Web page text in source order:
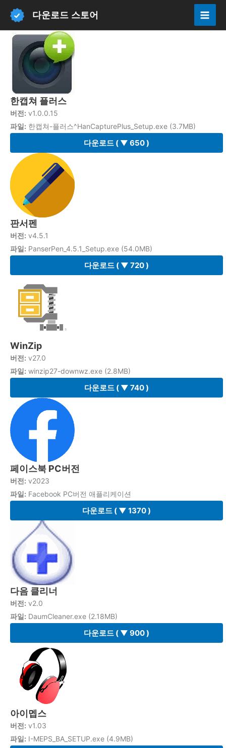
다운로드 스토어
한캡쳐 플러스
버전: v1.0.0.15
파일: 한캡쳐-플러스^HanCapturePlus_Setup.exe (3.7MB)
다운로드 ( ▼ 650 )
판서펜
버전: v4.5.1
파일: PanserPen_4.5.1_Setup.exe (54.0MB)
다운로드 ( ▼ 720 )
WinZip
버전: v27.0
파일: winzip27-downwz.exe (2.8MB)
다운로드 ( ▼ 740 )
페이스북 PC버전
버전: v2023
파일: Facebook PC버전 애플리케이션
다운로드 ( ▼ 1370 )
다음 클리너
버전: v2.0
파일: DaumCleaner.exe (2.18MB)
다운로드 ( ▼ 900 )
아이멥스
버전: v1.03
파일: I-MEPS_BA_SETUP.exe (4.9MB)